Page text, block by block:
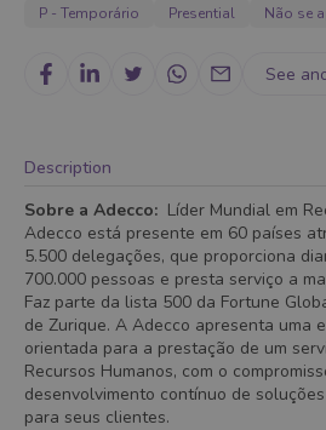
P - Temporário Presential Não se
See
Description
Sobre a Adecco: Líder Mundial em
Adecco está presente em 60 países
5.500 delegações, que proporciona
700.000 pessoas e presta serviço a
Faz parte da lista 500 da Fortune
de Zurique. A Adecco apresenta uma
orientada para a prestação de um
Recursos Humanos, com o
desenvolvimento contínuo de
para seus clientes.